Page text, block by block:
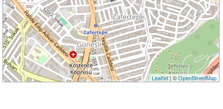
Leaflet| ©OpenStreetMap